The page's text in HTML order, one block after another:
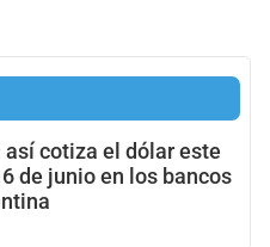
así cotiza el dólar este
de junio en los bancos